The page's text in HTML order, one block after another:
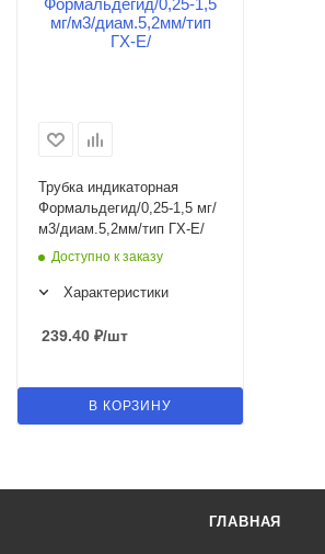
Трубка индикаторная
Формальдегид/0,25-1,5 мг/
м3/диам.5,2мм/тип ГХ-Е/
Доступно к заказу
Характеристики
239.40 ₽/шт
В КОРЗИНУ
ГЛАВНАЯ